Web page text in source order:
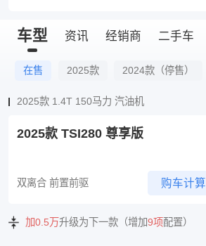
车型 资讯 经销商 二手车
在售 2025款 2024款（停售）
2025款 1.4T 150马力 汽油机
2025款 TSI280 尊享版
双离合 前置前驱 购车计算
加0.5万升级为下一款（增加9项配置）